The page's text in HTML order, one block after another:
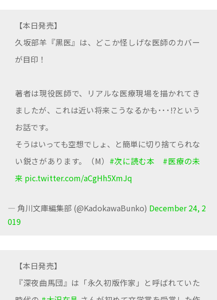
【本日発売】
久坂部羊『黒医』は、どこか怪しげな医師のカバー
が目印！
著者は現役医師で、リアルな医療現場を描かれてき
ましたが、これは近い将来こうなるかも･･･!?という
お話です。
そうはいっても空想でしょ、と簡単に切り捨てられな
い鋭さがあります。（M） #次に読む本
#医療の未
来 pic.twitter.com/aCgHh5XmJq
— 角川文庫編集部 (@KadokawaBunko) December 24, 2
019
【本日発売】
『深夜曲馬団』は「永久初版作家」と呼ばれていた